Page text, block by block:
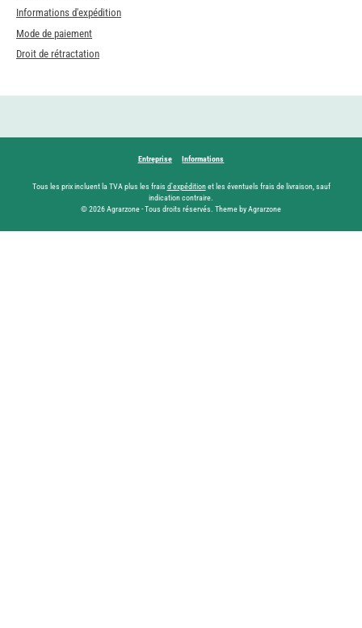
Informations d'expédition
Mode de paiement
Droit de rétractation
Entreprise Informations
Tous les prix incluent la TVA plus les frais d'expéditionet les éventuels frais de livraison, sauf
indication contraire.
© 2026 Agrarzone - Tous droits réservés. Theme by Agrarzone